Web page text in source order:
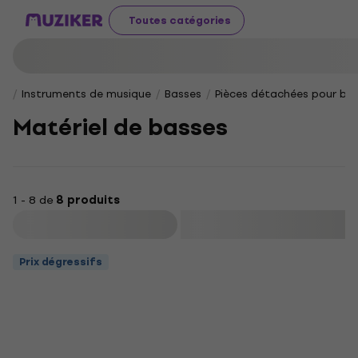
Toutes catégories
Instruments de musique Basses Pièces détachées pour
Matériel de basses
1 - 8 de 8 produits
Prix dégressifs